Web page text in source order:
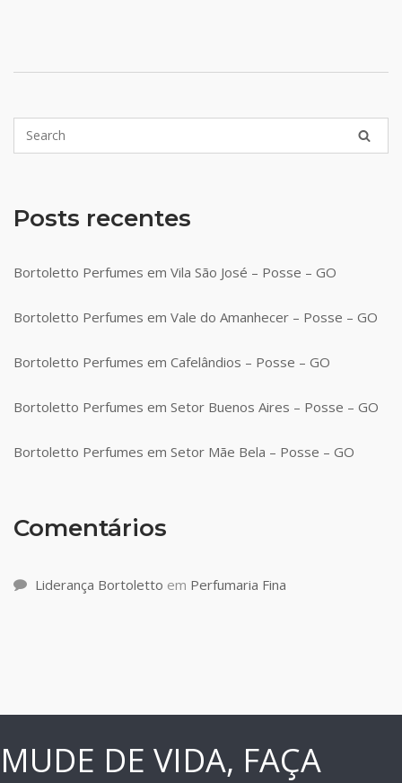
Posts recentes
Bortoletto Perfumes em Vila São José – Posse – GO
Bortoletto Perfumes em Vale do Amanhecer – Posse – GO
Bortoletto Perfumes em Cafelândios – Posse – GO
Bortoletto Perfumes em Setor Buenos Aires – Posse – GO
Bortoletto Perfumes em Setor Mãe Bela – Posse – GO
Comentários
Liderança Bortoletto em Perfumaria Fina
MUDE DE VIDA, FAÇA